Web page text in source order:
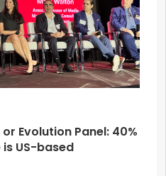
Evolution Panel: 40%
US-based